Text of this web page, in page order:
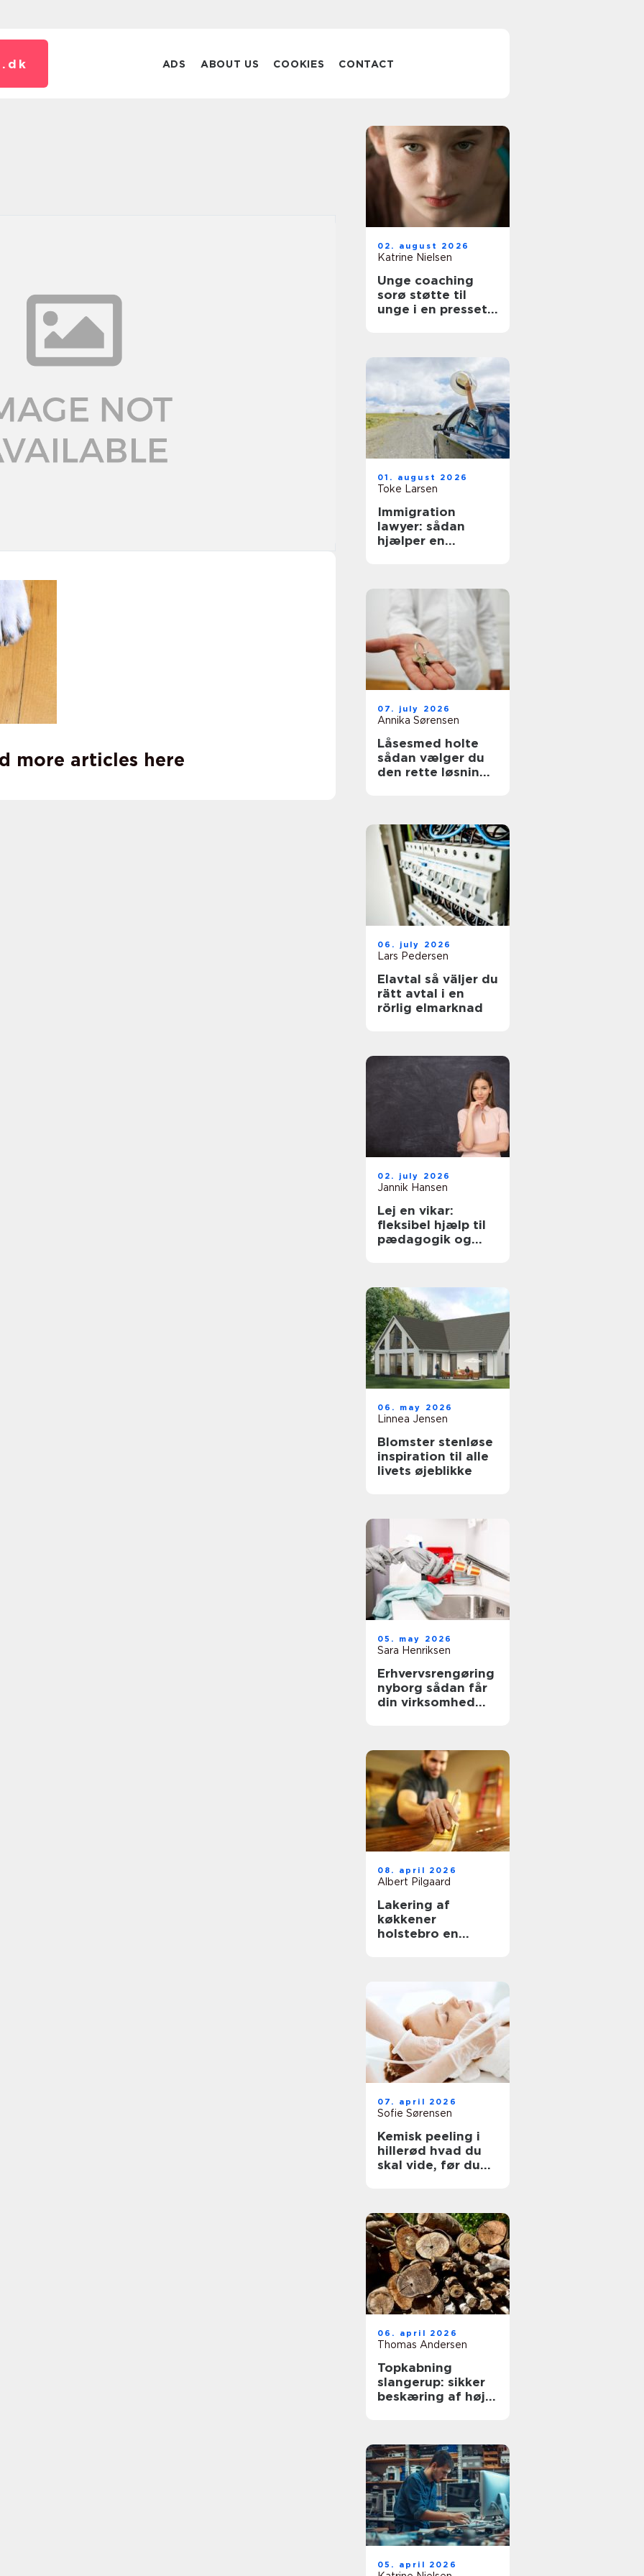
dk ADS ABOUT US COOKIES CONTACT
more articles here
02. august 2026
Katrine Nielsen
Unge coaching
sorø støtte til
unge i en presset
01. august 2026
Toke Larsen
Immigration
lawyer: sådan
hjælper en
07. july 2026
Annika Sørensen
Låsesmed holte
sådan vælger du
den rette løsning
06. july 2026
Lars Pedersen
Elavtal så väljer du
rätt avtal i en
rörlig elmarknad
02. july 2026
Jannik Hansen
Lej en vikar:
fleksibel hjælp til
pædagogik og
06. may 2026
Linnea Jensen
Blomster stenløse
inspiration til alle
livets øjeblikke
05. may 2026
Sara Henriksen
Erhvervsrengøring
nyborg sådan får
din virksomhed
08. april 2026
Albert Pilgaard
Lakering af
køkkener
holstebro en
07. april 2026
Sofie Sørensen
Kemisk peeling i
hillerød hvad du
skal vide, før du
06. april 2026
Thomas Andersen
Topkabning
slangerup: sikker
beskæring af høje
05. april 2026